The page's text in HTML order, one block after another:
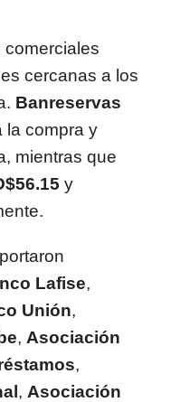
cercanas a los
Banreservas
la compra y
mientras que
y
Lafise,
Unión,
, Asociación
,
, Asociación